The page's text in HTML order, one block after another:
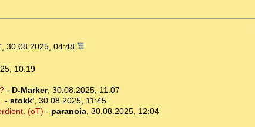
, 30.08.2025, 04:48
10:19
- D-Marker, 30.08.2025, 11:07
- stokk', 30.08.2025, 11:45
(oT) - paranoia, 30.08.2025, 12:04